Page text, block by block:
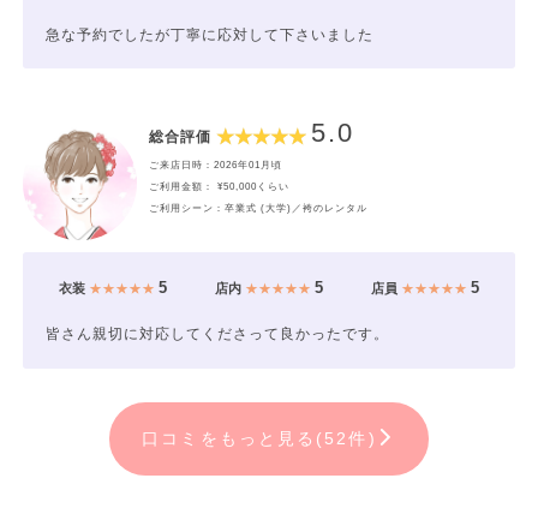
急な予約でしたが丁寧に応対して下さいました
総合評価 5.0
ご来店日時：2026年01月頃
ご利用金額： ¥50,000くらい
ご利用シーン：卒業式 (大学)／袴のレンタル
衣装★★★★★ 5 店内★★★★★ 5 店員 ★★★★★5
皆さん親切に対応してくださって良かったです。
口コミをもっと見る(52件)